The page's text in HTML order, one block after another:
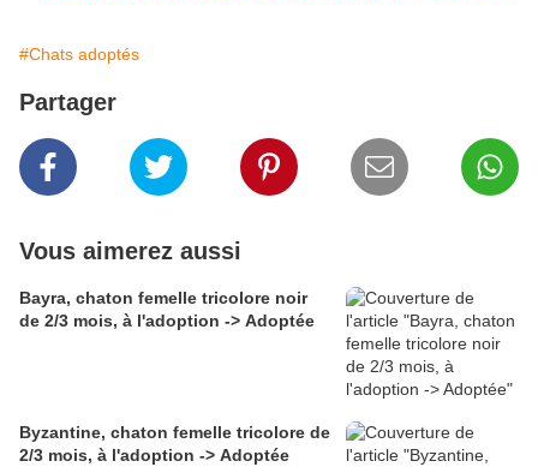
#Chats adoptés
Partager
Vous aimerez aussi
Bayra, chaton femelle tricolore noir
de 2/3 mois, à l'adoption -> Adoptée
Byzantine, chaton femelle tricolore de
2/3 mois, à l'adoption -> Adoptée